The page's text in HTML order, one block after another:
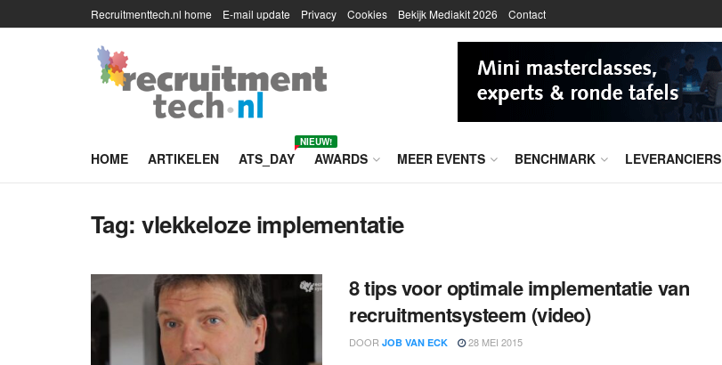
Recruitmenttech.nl home E-mail update Privacy Cookies Bekijk Mediakit 2026 Contact
HOME ARTIKELEN ATS_DAY
NIEUW!
AWARDS MEER EVENTS BENCHMARK LEVERANCIERS
Tag:vlekkeloze implementatie
8 tips voor optimale implementatie van
recruitmentsysteem (video)
DOOR JOB VAN ECK 28 MEI 2015